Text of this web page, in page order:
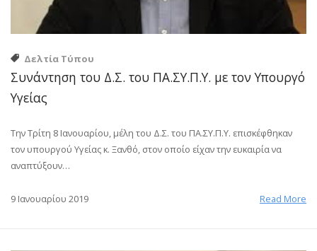
Δελτία Τύπου
Συνάντηση του Δ.Σ. του ΠΑ.ΣΥ.Π.Υ. με τον Υπουργό
Υγείας
Την Τρίτη 8 Ιανουαρίου, μέλη του Δ.Σ. του ΠΑ.ΣΥ.Π.Υ. επισκέφθηκαν
τον υπουργού Υγείας κ. Ξανθό, στον οποίο είχαν την ευκαιρία να
αναπτύξουν…
9 Ιανουαρίου 2019 Read More